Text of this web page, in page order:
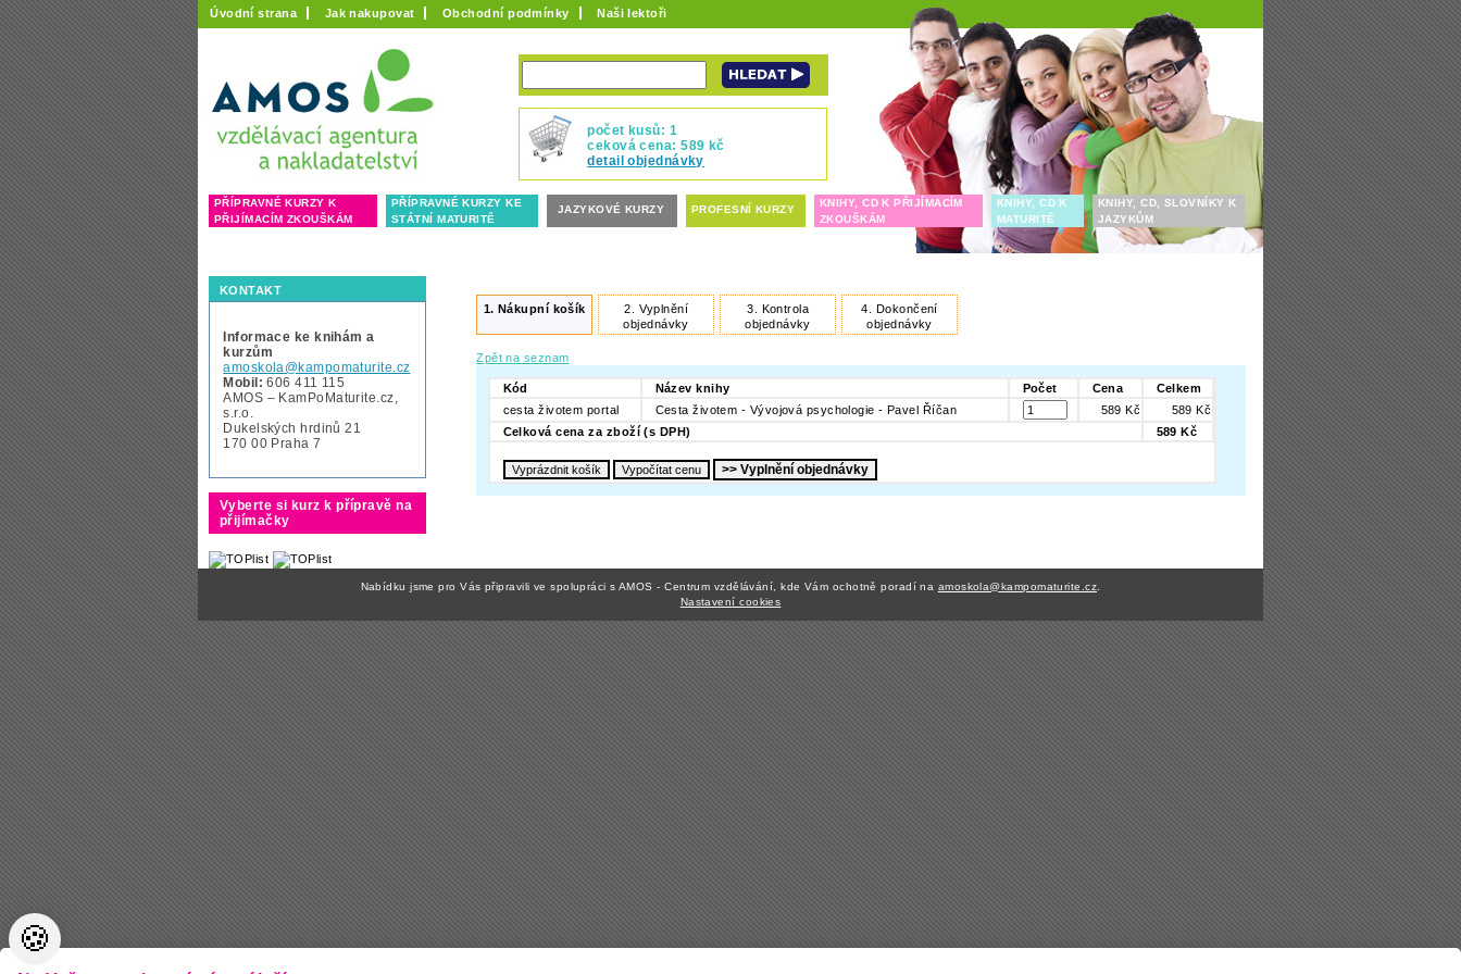
Úvodní strana Jak nakupovat Obchodní podmínky Naši lektoři
počet kusů: 1
ceková cena: 589 kč
detail objednávky
PŘÍPRAVNÉ KURZY K
PŘIJÍMACÍM ZKOUŠKÁM
PŘÍPRAVNÉ KURZY KE
STÁTNÍ MATURITĚ
JAZYKOVÉ KURZY PROFESNÍ KURZY
KNIHY, CD K PŘIJÍMACÍM
ZKOUŠKÁM
KNIHY, CD K
MATURITĚ
KNIHY, CD, SLOVNÍKY K
JAZYKŮM
KONTAKT
Informace ke knihám a
kurzům
amoskola@kampomaturite.cz
Mobil: 606 411 115
AMOS – KamPoMaturite.cz,
s.r.o.
Dukelských hrdinů 21
170 00 Praha 7
Vyberte si kurz k přípravě na
přijímačky
1. Nákupní košík 2.
Vyplnění
objednávky
3.
Kontrola
objednávky
4.
Dokončení
objednávky
Zpět na seznam
Kód Název knihy Počet Cena
Celkem
cesta životem portal
Cesta životem - Vývojová psychologie - Pavel Říčan 589 Kč
589 Kč
Celková cena za zboží (s DPH)
589 Kč
Nabídku jsme pro Vás připravili ve spolupráci s AMOS - Centrum vzdělávání, kde Vám ochotně poradí na amoskola@kampomaturite.cz
Nastavení cookies
🍪